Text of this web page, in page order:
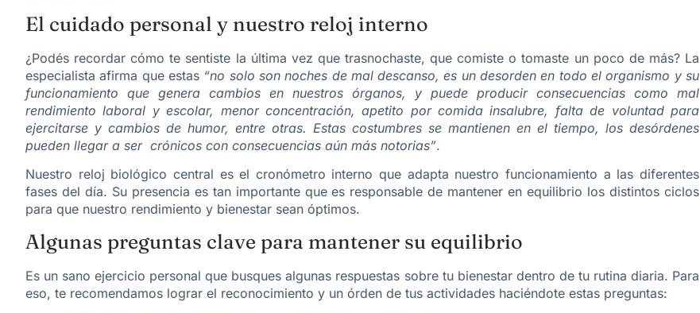
El cuidado personal y nuestro reloj interno
¿Podés recordar cómo te sentiste la última vez que trasnochaste, que comiste o tomaste un poco de más? La
especialista afirma que estas “no solo son noches de mal descanso, es un desorden en todo el organismo y su
funcionamiento que genera cambios en nuestros órganos, y puede producir consecuencias como mal
rendimiento laboral y escolar, menor concentración, apetito por comida insalubre, falta de voluntad para
ejercitarse y cambios de humor, entre otras. Estas costumbres se mantienen en el tiempo, los desórdenes
pueden llegar a ser crónicos con consecuencias aún más notorias”.
Nuestro reloj biológico central es el cronómetro interno que adapta nuestro funcionamiento a las diferentes
fases del día. Su presencia es tan importante que es responsable de mantener en equilibrio los distintos ciclos
para que nuestro rendimiento y bienestar sean óptimos.
Algunas preguntas clave para mantener su equilibrio
Es un sano ejercicio personal que busques algunas respuestas sobre tu bienestar dentro de tu rutina diaria. Para
eso, te recomendamos lograr el reconocimiento y un órden de tus actividades haciéndote estas preguntas: